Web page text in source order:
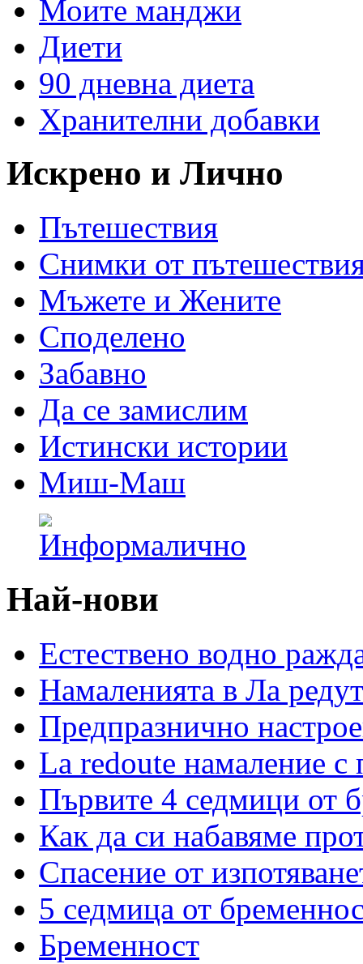
Моите манджи
Диети
90 дневна диета
Хранителни добавки
Искрено и Лично
Пътешествия
Снимки от
Мъжете и Жените
Спoделено
Забавно
Да се замислим
Истински истории
Миш-Маш
Най-нови
Естествено водно
Намаленията в Ла
Предпразнично
La redoute намаление с
Първите 4 седмици от
Как да си набавяме
Спасение от
5 седмица от
Бременност